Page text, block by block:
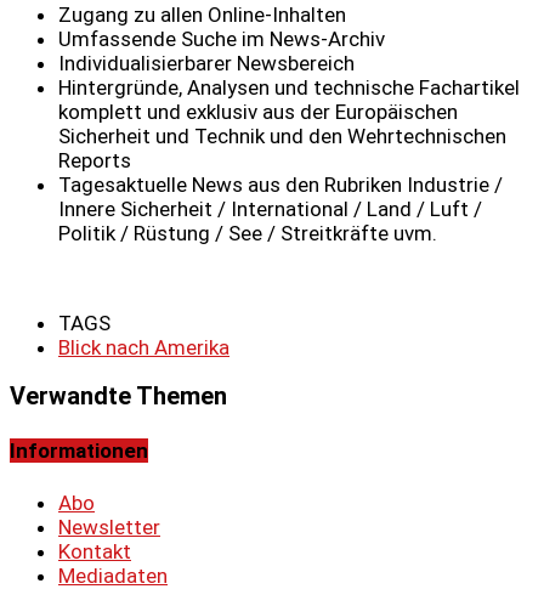
Zugang zu allen Online-Inhalten
Umfassende Suche im News-Archiv
Individualisierbarer Newsbereich
Hintergründe, Analysen und technische Fachartikel
komplett und exklusiv aus der Europäischen
Sicherheit und Technik und den Wehrtechnischen
Reports
Tagesaktuelle News aus den Rubriken Industrie /
Innere Sicherheit / International / Land / Luft /
Politik / Rüstung / See / Streitkräfte uvm.
TAGS
Blick nach Amerika
Verwandte Themen
Informationen
Abo
Newsletter
Kontakt
Mediadaten